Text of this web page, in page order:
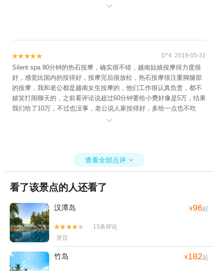
it was pretty useful for us, simple dialing from your phone *2258 and


 D*4 2019-05-31
Silent spa 90分钟的热石按摩，确实很不错，越南姑娘按摩得力度很
好，感觉比国内的按得好，按摩完后很放松，热石按摩很注重脚腿部
的按摩，我和老公都是越南女生按摩的，他们工作很认真负责，都不
嬉笑打闹聊天的，之前看评论说超过60分钟要给小费好像是5万，结果
我们给了10万，不过也没事，老公说人家按得好，多给一点也不吃
亏，按摩的时候灯都是关的很暗，有那种按摩的气氛在那里，按摩完

查看全部点评 
看了该景点的人还看了
汉潭岛 ¥96起


13条评论
芽庄
竹岛 ¥182起